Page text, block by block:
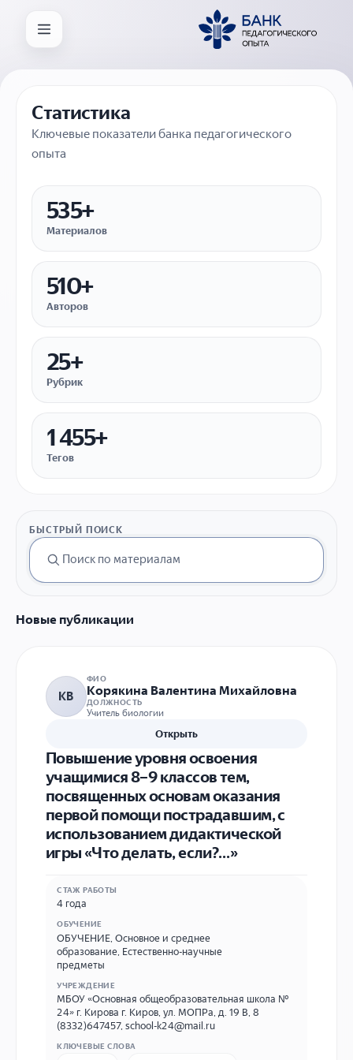
Статистика
Ключевые показатели банка педагогического
опыта
535+
Материалов
510+
Авторов
25+
Рубрик
1 455+
Тегов
БЫСТРЫЙ ПОИСК
Новые публикации
КВ
ФИО
Корякина Валентина Михайловна
ДОЛЖНОСТЬ
Учитель биологии
Открыть
Повышение уровня освоения
учащимися 8–9 классов тем,
посвященных основам оказания
первой помощи пострадавшим, с
использованием дидактической
игры «Что делать, если?…»
СТАЖ РАБОТЫ
4 года
ОБУЧЕНИЕ
ОБУЧЕНИЕ ,Основное и среднее
образование Естественно-научные
предметы
УЧРЕЖДЕНИЕ
МБОУ «Основная общеобразовательная школа №
24» г. Кирова г. Киров, ул. МОПРа, д. 19 В, 8
(8332)647457, school-k24@mail.ru
КЛЮЧЕВЫЕ СЛОВА